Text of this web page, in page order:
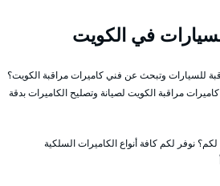
في الكويت
للسيارات وتبحث عن فني كاميرات مراقبة الكويت؟
مراقبة الكويت لصيانة وتصليح الكاميرات بدقة
نوفر لكم كافة أنواع الكاميرات السلكية